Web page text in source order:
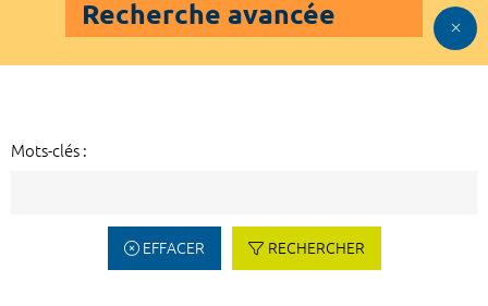
Recherche avancée
Mots-clés :
EFFACER RECHERCHER